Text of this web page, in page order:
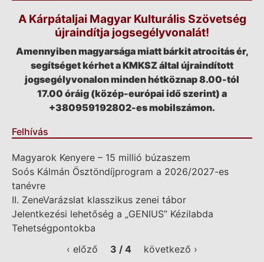
A Kárpátaljai Magyar Kulturális Szövetség
újraindítja jogsegélyvonalát!
Amennyiben magyarsága miatt bárkit atrocitás ér,
segítséget kérhet a KMKSZ által újraindított
jogsegélyvonalon minden hétköznap 8.00-tól
17.00 óráig (közép-európai idő szerint) a
+380959192802-es mobilszámon.
Felhívás
Magyarok Kenyere – 15 millió búzaszem
Soós Kálmán Ösztöndíjprogram a 2026/2027-es
tanévre
II. ZeneVarázslat klasszikus zenei tábor
Jelentkezési lehetőség a „GENIUS” Kézilabda
Tehetségpontokba
‹ előző
3 / 4 következő ›